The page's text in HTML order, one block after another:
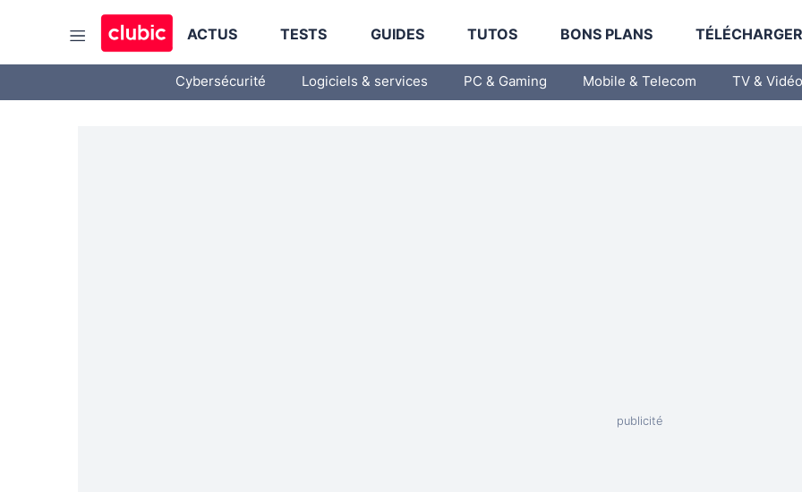
ACTUS TESTS GUIDES TUTOS BONS PLANS
Cybersécurité Logiciels & services PC & Gaming Mobile & Telecom TV & Vidéo